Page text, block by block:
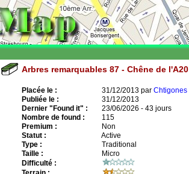
Arbres remarquables 87 - Chêne de l'A20
Placée le : 31/12/2013 par Chtigones
Publiée le :
31/12/2013
Dernier "Found it" :
23/06/2026 - 43 jours
Nombre de found :
115
Premium :
Non
Statut :
Active
Type :
Traditional
Taille :
Micro
Difficulté :